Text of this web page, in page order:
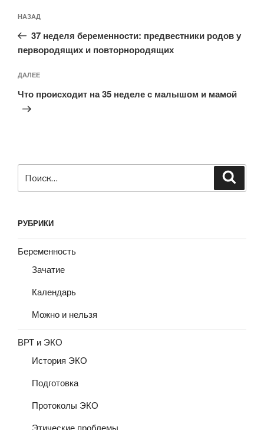
по
записям
Предыдущая
запись:
НАЗАД
37 неделя беременности: предвестники родов у
первородящих и повторнородящих
Следующая
запись
ДАЛЕЕ
Что происходит на 35 неделе с малышом и мамой
РУБРИКИ
Беременность
Зачатие
Календарь
Можно и нельзя
ВРТ и ЭКО
История ЭКО
Подготовка
Протоколы ЭКО